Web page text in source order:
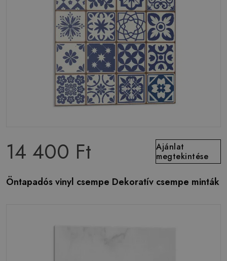
14 400 Ft
Ajánlat
megtekintése
Öntapadós vinyl csempe Dekoratív csempe minták